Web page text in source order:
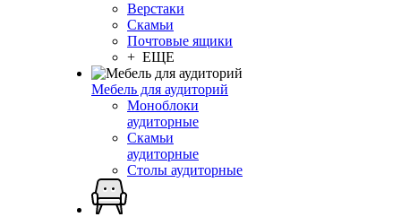
Верстаки
Скамьи
Почтовые ящики
+ ЕЩЕ
Мебель для аудиторий
Моноблоки
аудиторные
Скамьи
аудиторные
Столы аудиторные